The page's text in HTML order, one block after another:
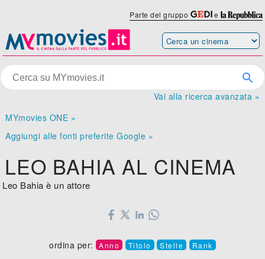
Parte del gruppo e
Vai alla ricerca avanzata »
MYmovies ONE »
Aggiungi alle fonti preferite Google »
LEO BAHIA AL CINEMA
Leo Bahia è un attore
ordina per: Anno Titolo Stelle Rank